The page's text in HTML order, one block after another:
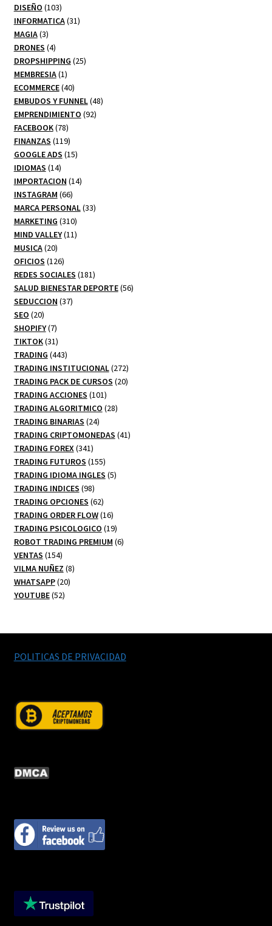
DISEÑO 103103
productos
INFORMATICA 3131
MAGIA 33
productos
DRONES 44
productos
DROPSHIPPING 2525
MEMBRESIA 11
producto
ECOMMERCE 4040
productos
EMBUDOS Y FUNNEL 4848
EMPRENDIMIENTO 9292
FACEBOOK 7878
productos
FINANZAS 119119
productos
GOOGLE ADS 1515
IDIOMAS 1414
productos
IMPORTACION 1414
INSTAGRAM 6666
productos
MARCA PERSONAL 3333
MARKETING 310310
productos
MIND VALLEY 1111
MUSICA 2020
productos
OFICIOS 126126
productos
REDES SOCIALES 181181
productos
SALUD BIENESTAR DEPORTE 5656
SEDUCCION 3737
SEO 2020
productos
SHOPIFY 77
productos
TIKTOK 3131
productos
TRADING 443443
productos
TRADING INSTITUCIONAL 272272
productos
TRADING PACK DE CURSOS 2020
TRADING ACCIONES 101101
productos
TRADING ALGORITMICO 2828
TRADING BINARIAS 2424
productos
TRADING CRIPTOMONEDAS 4141
TRADING FOREX 341341
productos
TRADING FUTUROS 155155
productos
TRADING IDIOMA INGLES 55
TRADING INDICES 9898
productos
TRADING OPCIONES 6262
productos
TRADING ORDER FLOW 1616
productos
TRADING PSICOLOGICO 1919
productos
ROBOT TRADING PREMIUM 66
VENTAS 154154
productos
VILMA NUÑEZ 88
WHATSAPP 2020
YOUTUBE 5252
POLITICAS DE PRIVACIDAD